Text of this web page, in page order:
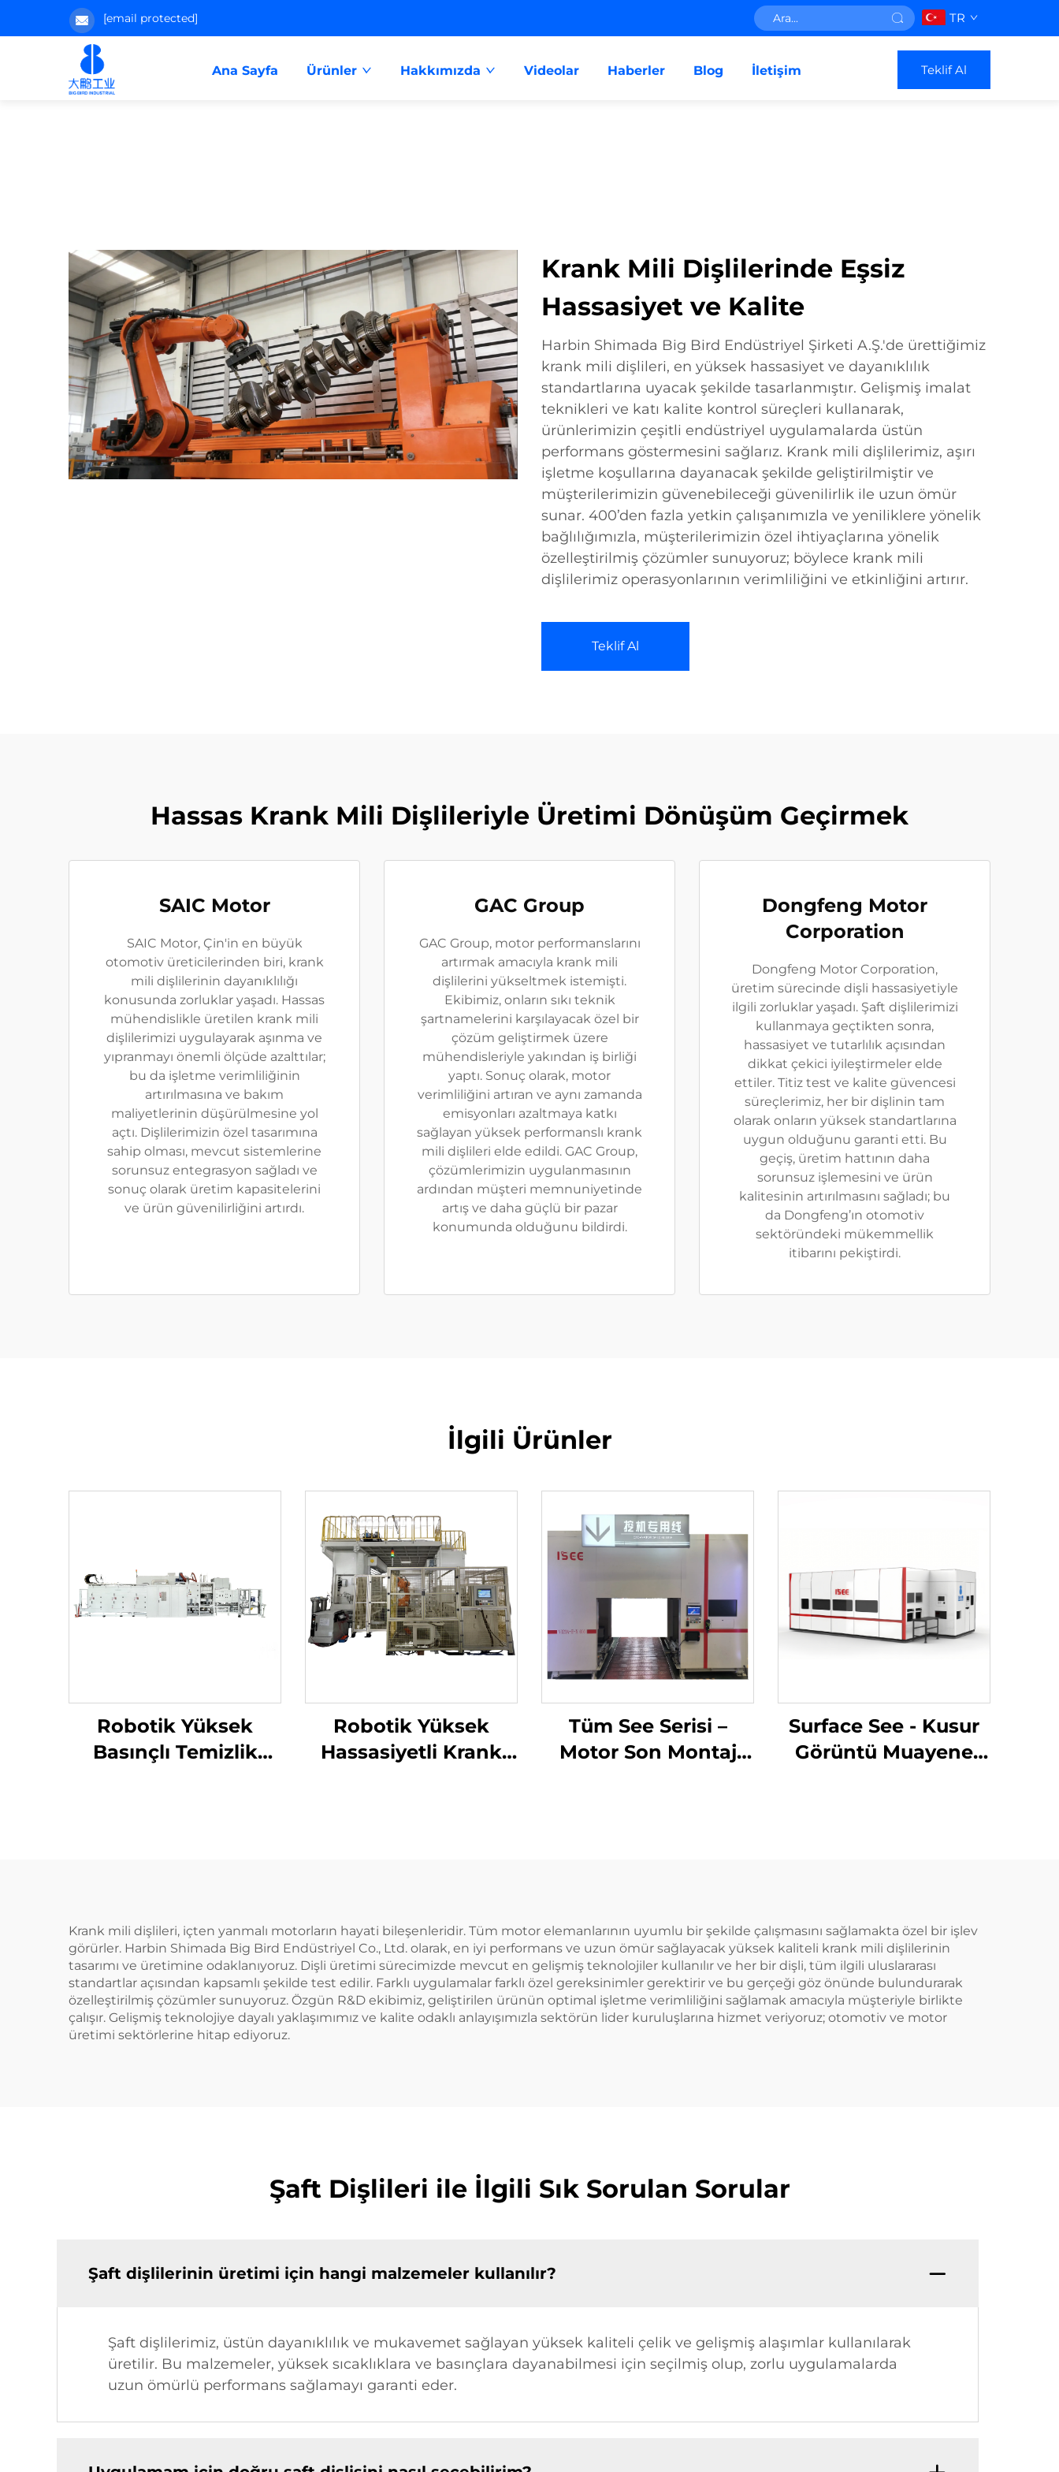
[email protected] TR
Ana Sayfa Ürünler Hakkımızda Videolar Haberler Blog İletişim Teklif Al
Krank Mili Dişlilerinde Eşsiz
Hassasiyet ve Kalite
Harbin Shimada Big Bird Endüstriyel Şirketi A.Ş.'de ürettiğimiz
krank mili dişlileri, en yüksek hassasiyet ve dayanıklılık
standartlarına uyacak şekilde tasarlanmıştır. Gelişmiş imalat
teknikleri ve katı kalite kontrol süreçleri kullanarak,
ürünlerimizin çeşitli endüstriyel uygulamalarda üstün
performans göstermesini sağlarız. Krank mili dişlilerimiz, aşırı
işletme koşullarına dayanacak şekilde geliştirilmiştir ve
müşterilerimizin güvenebileceği güvenilirlik ile uzun ömür
sunar. 400’den fazla yetkin çalışanımızla ve yeniliklere yönelik
bağlılığımızla, müşterilerimizin özel ihtiyaçlarına yönelik
özelleştirilmiş çözümler sunuyoruz; böylece krank mili
dişlilerimiz operasyonlarının verimliliğini ve etkinliğini artırır.
Teklif Al
Hassas Krank Mili Dişlileriyle Üretimi Dönüşüm Geçirmek
SAIC Motor
SAIC Motor, Çin'in en büyük
otomotiv üreticilerinden biri, krank
mili dişlilerinin dayanıklılığı
konusunda zorluklar yaşadı. Hassas
mühendislikle üretilen krank mili
dişlilerimizi uygulayarak aşınma ve
yıpranmayı önemli ölçüde azalttılar;
bu da işletme verimliliğinin
artırılmasına ve bakım
maliyetlerinin düşürülmesine yol
açtı. Dişlilerimizin özel tasarımına
sahip olması, mevcut sistemlerine
sorunsuz entegrasyon sağladı ve
sonuç olarak üretim kapasitelerini
ve ürün güvenilirliğini artırdı.
GAC Group
GAC Group, motor performanslarını
artırmak amacıyla krank mili
dişlilerini yükseltmek istemişti.
Ekibimiz, onların sıkı teknik
şartnamelerini karşılayacak özel bir
çözüm geliştirmek üzere
mühendisleriyle yakından iş birliği
yaptı. Sonuç olarak, motor
verimliliğini artıran ve aynı zamanda
emisyonları azaltmaya katkı
sağlayan yüksek performanslı krank
mili dişlileri elde edildi. GAC Group,
çözümlerimizin uygulanmasının
ardından müşteri memnuniyetinde
artış ve daha güçlü bir pazar
konumunda olduğunu bildirdi.
Dongfeng Motor
Corporation
Dongfeng Motor Corporation,
üretim sürecinde dişli hassasiyetiyle
ilgili zorluklar yaşadı. Şaft dişlilerimizi
kullanmaya geçtikten sonra,
hassasiyet ve tutarlılık açısından
dikkat çekici iyileştirmeler elde
ettiler. Titiz test ve kalite güvencesi
süreçlerimiz, her bir dişlinin tam
olarak onların yüksek standartlarına
uygun olduğunu garanti etti. Bu
geçiş, üretim hattının daha
sorunsuz işlemesini ve ürün
kalitesinin artırılmasını sağladı; bu
da Dongfeng’ın otomotiv
sektöründeki mükemmellik
itibarını pekiştirdi.
İlgili Ürünler
Robotik Yüksek
Basınçlı Temizlik
Robotik Yüksek
Hassasiyetli Krank
Tüm See Serisi –
Motor Son Montaj
Surface See - Kusur
Görüntü Muayene
Krank mili dişlileri, içten yanmalı motorların hayati bileşenleridir. Tüm motor elemanlarının uyumlu bir şekilde çalışmasını sağlamakta özel bir işlev
görürler. Harbin Shimada Big Bird Endüstriyel Co., Ltd. olarak, en iyi performans ve uzun ömür sağlayacak yüksek kaliteli krank mili dişlilerinin
tasarımı ve üretimine odaklanıyoruz. Dişli üretimi sürecimizde mevcut en gelişmiş teknolojiler kullanılır ve her bir dişli, tüm ilgili uluslararası
standartlar açısından kapsamlı şekilde test edilir. Farklı uygulamalar farklı özel gereksinimler gerektirir ve bu gerçeği göz önünde bulundurarak
özelleştirilmiş çözümler sunuyoruz. Özgün R&D ekibimiz, geliştirilen ürünün optimal işletme verimliliğini sağlamak amacıyla müşteriyle birlikte
çalışır. Gelişmiş teknolojiye dayalı yaklaşımımız ve kalite odaklı anlayışımızla sektörün lider kuruluşlarına hizmet veriyoruz; otomotiv ve motor
üretimi sektörlerine hitap ediyoruz.
Şaft Dişlileri ile İlgili Sık Sorulan Sorular
Şaft dişlilerinin üretimi için hangi malzemeler kullanılır?
Şaft dişlilerimiz, üstün dayanıklılık ve mukavemet sağlayan yüksek kaliteli çelik ve gelişmiş alaşımlar kullanılarak
üretilir. Bu malzemeler, yüksek sıcaklıklara ve basınçlara dayanabilmesi için seçilmiş olup, zorlu uygulamalarda
uzun ömürlü performans sağlamayı garanti eder.